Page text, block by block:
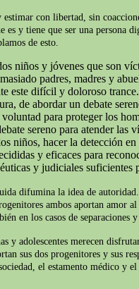
estimar con libertad, sin
es y tiene que ser una persona
de esto.
niños y jóvenes que son
padres, madres y
este difícil y doloroso
de abordar un debate
para proteger los
sereno para atender las
niños, hacer la detección
y eficaces para
y judiciales suficientes
difumina la idea de
ambos aportan amor
en los casos de
y adolescentes merecen
sus dos progenitores y sus
el estamento médico y